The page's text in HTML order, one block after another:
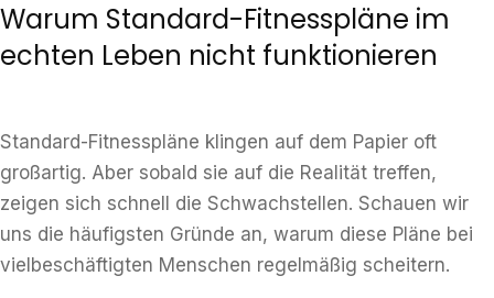
Warum Standard-Fitnesspläne im
echten Leben nicht funktionieren
Standard-Fitnesspläne klingen auf dem Papier oft
großartig. Aber sobald sie auf die Realität treffen,
zeigen sich schnell die Schwachstellen. Schauen wir
uns die häufigsten Gründe an, warum diese Pläne bei
vielbeschäftigten Menschen regelmäßig scheitern.